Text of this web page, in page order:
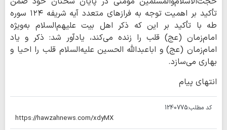
تأکید بر اهمیت توجه به فرازهای متعدد آیه شریفه ۱۲۴ سوره
طه با تأکید بر این که ذکر اهل بیت علیهم‌السلام به‌ویژه
امام‌زمان (عج) قلب را زنده می‌کند، یادآور شد: ذکر و یاد
امام‌زمان (عج) و اباعبدالله الحسین علیه‌السلام قلب را احیا و
بهاری می‌سازد.
انتهای پیام
کد مطلب:1240775